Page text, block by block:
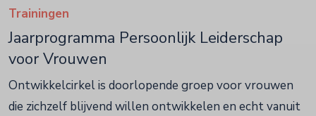
Trainingen
Jaarprogramma Persoonlijk Leiderschap
voor Vrouwen
Ontwikkelcirkel is doorlopende groep voor vrouwen
die zichzelf blijvend willen ontwikkelen en echt vanuit